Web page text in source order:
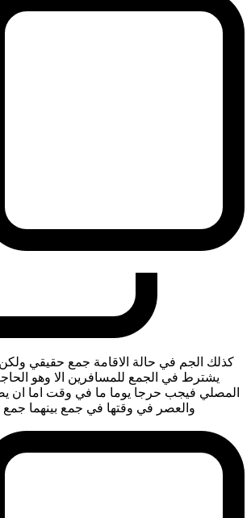
كذلك الجم في حالة الاقامة جمع حقيقي
يشترط في الجمع للمسافرين الا وهو
المصلي فيجب حرجا يوما ما في وقت اما ان
والعصر في وقتها في جمع بينهما جمع